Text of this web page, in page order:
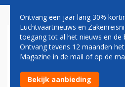
HARRY HAAS:
TUSSEN
AUTO'S
Ontvang een jaar lang 30%
Luchtvaartnieuws en
toegang tot al het nieuws en de
Ontvang tevens 12 maanden
Magazine in de mail of op de
Bekijk aanbieding